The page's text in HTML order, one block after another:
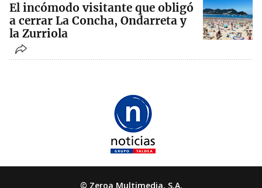
El incómodo visitante que obligó
a cerrar La Concha, Ondarreta y
la Zurriola
© Zeroa Multimedia, S.A.